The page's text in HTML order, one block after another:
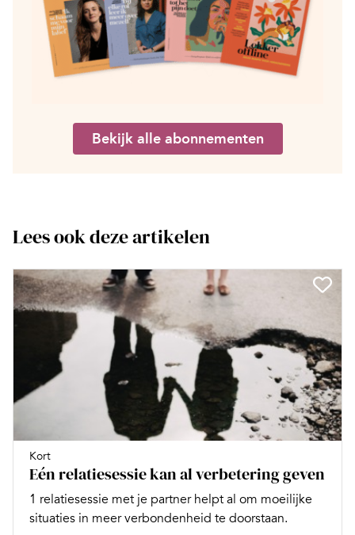
Bekijk alle abonnementen
Lees ook deze artikelen
Kort
Eén relatiesessie kan al verbetering geven
1 relatiesessie met je partner helpt al om moeilijke
situaties in meer verbondenheid te doorstaan.